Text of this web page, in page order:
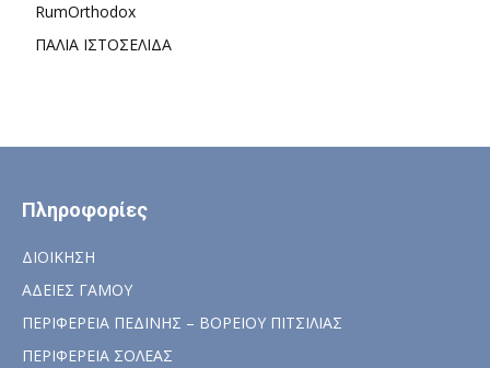
RumOrthodox
ΠΑΛΙΑ ΙΣΤΟΣΕΛΙΔΑ
Πληροφορίες
ΔΙΟΙΚΗΣΗ
ΑΔΕΙΕΣ ΓΑΜΟΥ
ΠΕΡΙΦΕΡΕΙΑ ΠΕΔΙΝΗΣ – ΒΟΡΕΙΟΥ ΠΙΤΣΙΛΙΑΣ
ΠΕΡΙΦΕΡΕΙΑ ΣΟΛΕΑΣ